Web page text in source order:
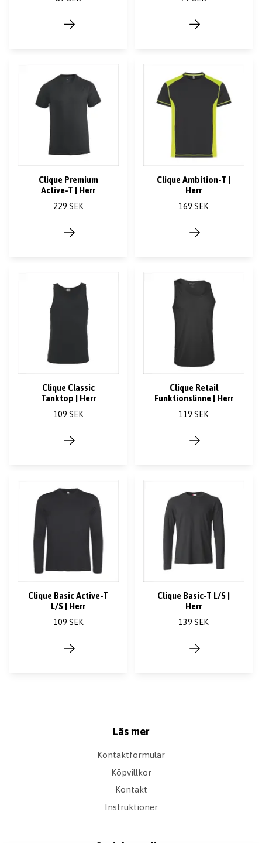
Clique Premium
Active-T | Herr
229 SEK
Clique Ambition-T |
Herr
169 SEK
Clique Classic
Tanktop | Herr
109 SEK
Clique Retail
Funktionslinne | Herr
119 SEK
Clique Basic Active-T
L/S | Herr
109 SEK
Clique Basic-T L/S |
Herr
139 SEK
Läs mer
Kontaktformulär
Köpvillkor
Kontakt
Instruktioner